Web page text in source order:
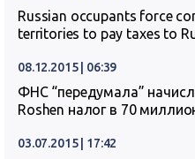
Russian occupants force
territories to pay taxes to
08.12.2015 | 06:39
ФНС “передумала”
Roshen налог в 70
03.07.2015 | 17:42